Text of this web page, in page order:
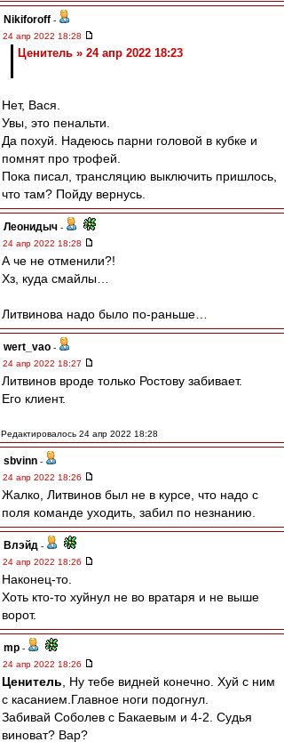
Nikiforoff -
24 апр 2022 18:28
Ценитель » 24 апр 2022 18:23
Нет, Вася.
Увы, это пенальти.
Да похуй. Надеюсь парни головой в кубке и
помнят про трофей.
Пока писал, трансляцию выключить пришлось,
что там? Пойду вернусь.
Леонидыч -
24 апр 2022 18:28
А че не отменили?!
Хз, куда смайлы…
Литвинова надо было по-раньше…
wert_vao -
24 апр 2022 18:27
Литвинов вроде только Ростову забивает.
Его клиент.
Редактировалось 24 апр 2022 18:28
sbvinn -
24 апр 2022 18:26
Жалко, Литвинов был не в курсе, что надо с
поля команде уходить, забил по незнанию.
Влэйд -
24 апр 2022 18:26
Наконец-то.
Хоть кто-то хуйнул не во вратаря и не выше
ворот.
mp -
24 апр 2022 18:26
Ценитель , Ну тебе видней конечно. Хуй с ним
с касанием.Главное ноги подогнул.
Забивай Соболев с Бакаевым и 4-2. Судья
виноват? Вар?